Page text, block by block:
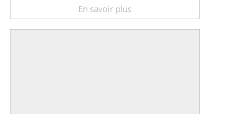
En savoir plus